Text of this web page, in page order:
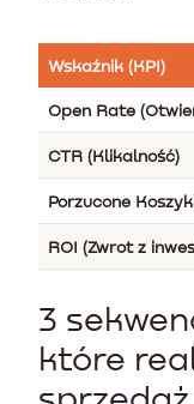
Wskaźnik (KPI)
Open Rate
CTR (Klikalność)
Porzucone
ROI (Zwrot z
3
które